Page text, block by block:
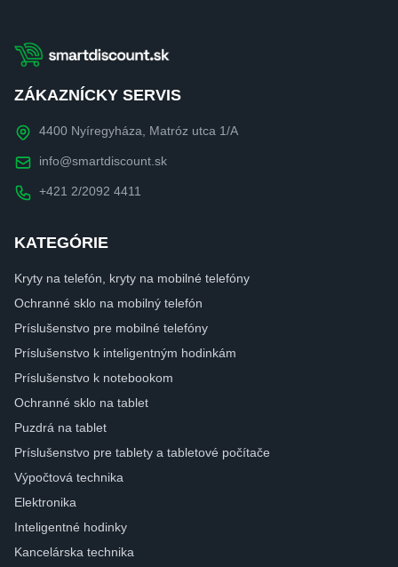
ZÁKAZNÍCKY SERVIS
4400 Nyíregyháza, Matróz utca 1/A
info@smartdiscount.sk
+421 2/2092 4411
KATEGÓRIE
Kryty na telefón, kryty na mobilné telefóny
Ochranné sklo na mobilný telefón
Príslušenstvo pre mobilné telefóny
Príslušenstvo k inteligentným hodinkám
Príslušenstvo k notebookom
Ochranné sklo na tablet
Puzdrá na tablet
Príslušenstvo pre tablety a tabletové počítače
Výpočtová technika
Elektronika
Inteligentné hodinky
Kancelárska technika